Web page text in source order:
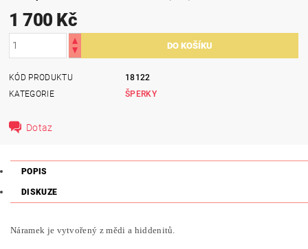
1 700 Kč
KÓD PRODUKTU
18122
KATEGORIE
ŠPERKY
Dotaz
POPIS
DISKUZE
Náramek je vytvořený z mědi a hiddenitů.